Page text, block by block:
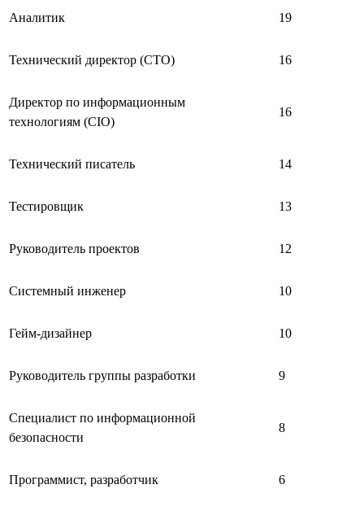
Аналитик 19
Технический директор (CTO) 16
Директор по информационным
технологиям (CIO)
16
Технический писатель 14
Тестировщик 13
Руководитель проектов 12
Системный инженер 10
Гейм-дизайнер 10
Руководитель группы разработки 9
Специалист по информационной
безопасности
8
Программист, разработчик 6